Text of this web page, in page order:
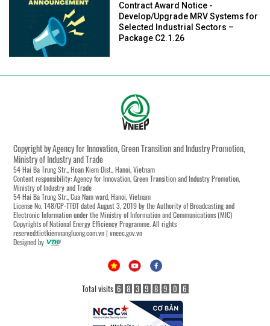
Contract Award Notice -
Develop/Upgrade MRV Systems for
Selected Industrial Sectors –
Package C2.1.26
Copyright by Agency for Innovation, Green Transition and Industry Promotion,
Ministry of Industry and Trade
54 Hai Ba Trung Str., Hoan Kiem Dist., Hanoi, Vietnam
Content responsibility: Agency for Innovation, Green Transition and Industry Promotion,
Ministry of Industry and Trade
54 Hai Ba Trung Str., Cua Nam ward, Hanoi, Vietnam
License No. 148/GP-TTĐT dated August 3, 2019 by the Authority of Broadcasting and
Electronic Information under the Ministry of Information and Communications (MIC)
Copyrights of National Energy Efficiency Programme. All rights
reserved:tietkiemnangluong.com.vn | vneec.gov.vn
Designed by
Total visits 6 8 3 9 8 9 0 6